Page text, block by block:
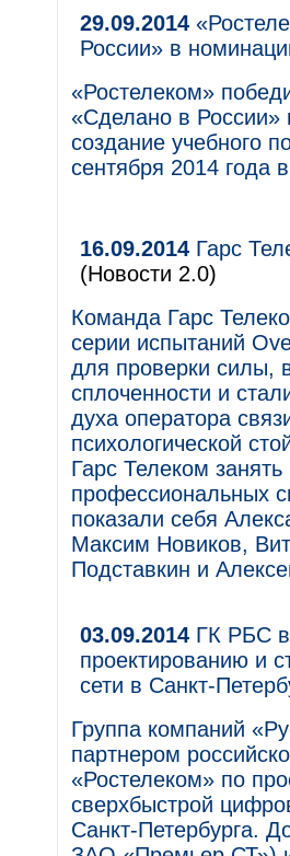
29.09.2014
России» в
«Ростелеком»
«Сделано в России»
создание учебного
сентября 2014 года
16.09.2014 Гарс
(Новости 2.0)
Команда Гарс
серии испытаний
для проверки силы,
сплоченности и
духа оператора
психологической
Гарс Телеком
профессиональных
показали себя
Максим Новиков,
Подставкин и
03.09.2014 ГК РБС
проектированию и
сети в Санкт-
Группа компаний
партнером
«Ростелеком» по
сверхбыстрой
Санкт-Петербурга.